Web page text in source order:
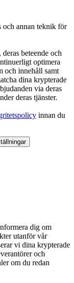
och annan teknik för
beteende och
optimera
och innehåll samt
dina krypterade
via deras
deras tjänster.
innan du
dig om
utanför vår
vi dina krypterade
och
om du redan